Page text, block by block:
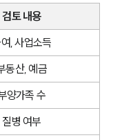
검토 내용
, 사업소득
동산, 예금
양가족 수
질병 여부